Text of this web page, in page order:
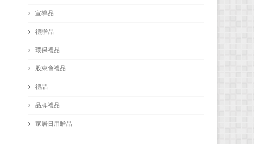
宣導品
禮贈品
環保禮品
股東會禮品
禮品
品牌禮品
家居日用贈品